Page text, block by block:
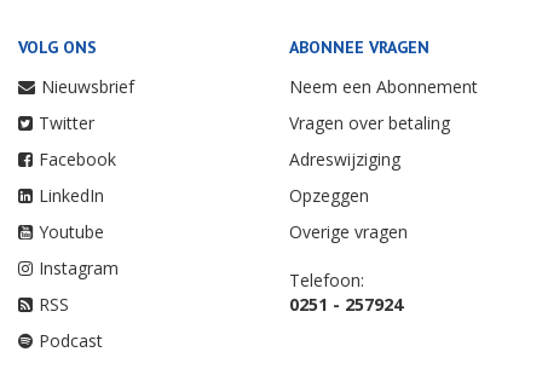
VOLG ONS
Nieuwsbrief
Twitter
Facebook
LinkedIn
Youtube
Instagram
RSS
Podcast
ABONNEE VRAGEN
Neem een Abonnement
Vragen over betaling
Adreswijziging
Opzeggen
Overige vragen
Telefoon:
0251 - 257924